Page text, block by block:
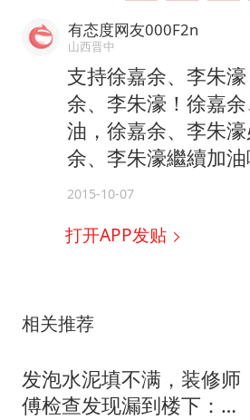
有态度网友000F2n
山西晋中
支持徐嘉余、李朱
余、李朱濠！徐嘉
油，徐嘉余、李朱
余、李朱濠繼續加油
2015-10-07
打开APP发贴
相关推荐
发泡水泥填不满，装修师
傅检查发现漏到楼下：出